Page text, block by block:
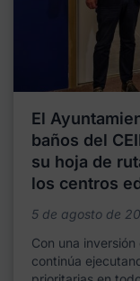
El
baños del
su hoja de
los centros
5 de agosto de
Con una
continúa